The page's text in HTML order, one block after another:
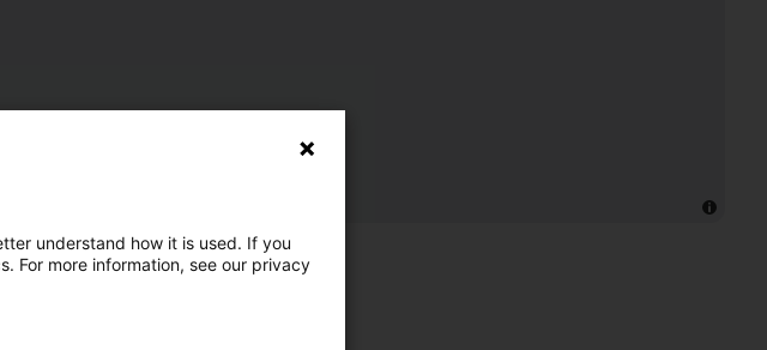
understand how it is used. If you
For more information, see our privacy